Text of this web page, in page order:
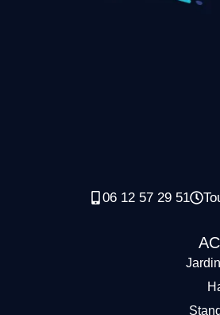
06 12 57 29 51